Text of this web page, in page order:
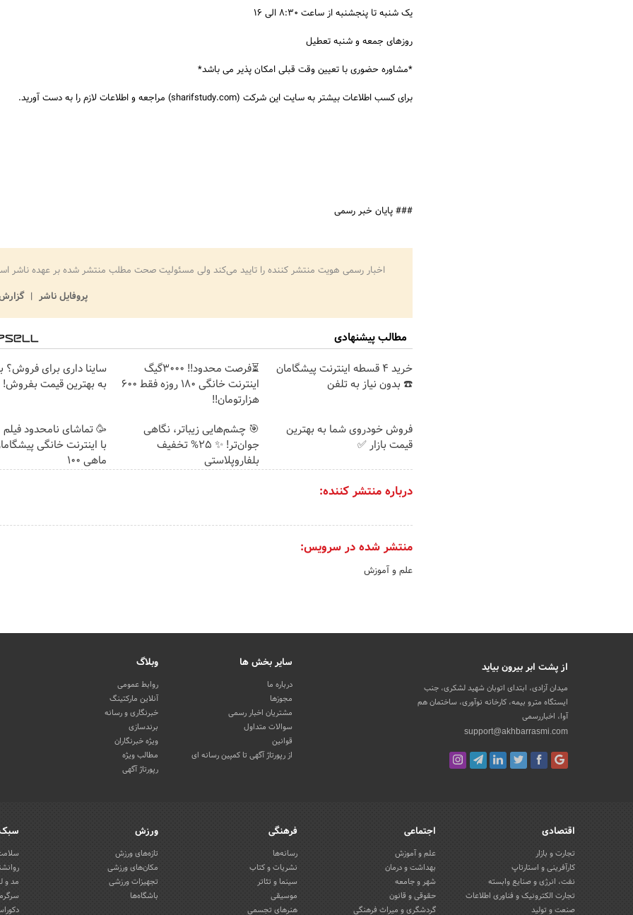
یک شنبه تا پنجشنبه از ساعت ۸:۳۰ الی ۱۶
روزهای جمعه و شنبه تعطیل
*مشاوره حضوری با تعیین وقت قبلی امکان پذیر می باشد*
برای کسب اطلاعات بیشتر به سایت این شرکت (sharifstudy.com) مراجعه و اطلاعات لازم را به دست آورید.
### پایان خبر رسمی
اخبار رسمی هویت منتشر کننده را تایید می‌کند ولی مسئولیت صحت مطلب منتشر شده بر عهده ناشر
پروفایل ناشر
مطالب پیشنهادی
خرید 4 قسطه اینترنت پیشگامان
☎️ بدون نیاز به تلفن
⏳فرصت محدود!! 3000گیگ
اینترنت خانگی 180 روزه فقط 600
هزارتومان!!
ساینا داری برای فروش؟
به بهترین قیمت بفروش!
فروش خودروی شما به بهترین
قیمت بازار ✅
🎯 چشم‌هایی زیباتر، نگاهی
جوان‌تر! ✨ 25% تخفیف
بلفاروپلاستی
🥳 تماشای نامحدود
با اینترنت خانگی
ماهی 100
درباره منتشر کننده:
منتشر شده در سرویس:
علم و آموزش
از پشت ابر بیرون بیاید
میدان آزادی، ابتدای اتوبان شهید لشکری، جنب
ایستگاه مترو بیمه، کارخانه نوآوری، ساختمان هم
آوا، اخباررسمی
support@akhbarrasmi.com
سایر بخش ها
درباره ما
مجوزها
مشتریان اخبار رسمی
سوالات متداول
قوانین
از رپورتاژ آگهی تا کمپین رسانه ای
وبلاگ
روابط عمومی
آنلاین مارکتینگ
خبرنگاری و رسانه
برندسازی
ویژه خبرنگاران
مطالب ویژه
رپورتاژ آگهی
اقتصادی
تجارت و بازار
کارآفرینی و استارتاپ
نفت، انرژی و صنایع وابسته
تجارت الکترونیک و فناوری اطلاعات
صنعت و تولید
اجتماعی
علم و آموزش
بهداشت و درمان
شهر و جامعه
حقوقی و قانون
گردشگری و میراث فرهنگی
فرهنگی
رسانه‌ها
نشریات و کتاب
سینما و تئاتر
موسیقی
هنرهای تجسمی
ورزش
تازه‌های ورزش
مکان‌های ورزشی
تجهیزات ورزشی
باشگاه‌ها
مد و